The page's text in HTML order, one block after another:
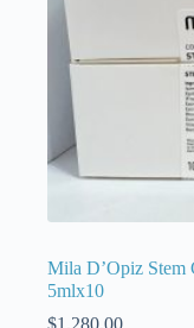
Mila D’Opiz
5mlx10